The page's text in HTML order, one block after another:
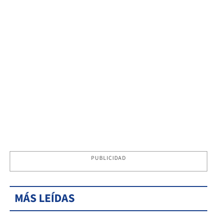
PUBLICIDAD
MÁS LEÍDAS